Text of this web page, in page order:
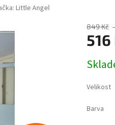
Little Angel
849 Kč
516
cena:
Velikost
Barva